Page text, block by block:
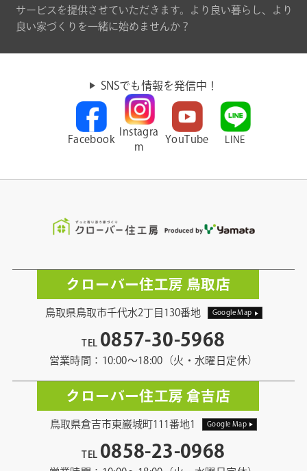
サービスを提供させていただきます。より良い暮らし、より
良い家づくりを一緒に始めませんか？
SNSでも情報を発信中！
Facebook
Instagra
m
YouTube LINE
クローバー住工房 鳥取店
鳥取県鳥取市千代水2丁目130番地 Google Map
TEL 0857-30-5968
営業時間：10:00〜18:00（火・水曜日定休）
クローバー住工房 倉吉店
鳥取県倉吉市東巌城町111番地1 Google Map
TEL 0858-23-0968